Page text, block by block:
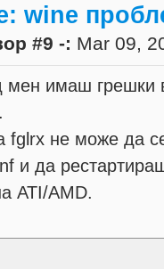
wine
#9 -: Mar 09,
мен имаш грешки
fglrx не може да
и да
ATI/AMD.